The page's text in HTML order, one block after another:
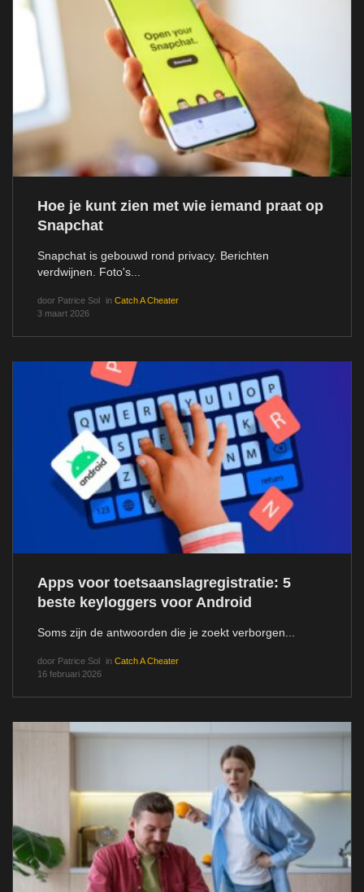
Hoe je kunt zien met wie iemand praat op
Snapchat
Snapchat is gebouwd rond privacy. Berichten
verdwijnen. Foto's...
door Patrice Sol in Catch A Cheater
3 maart 2026
Apps voor toetsaanslagregistratie: 5
beste keyloggers voor Android
Soms zijn de antwoorden die je zoekt verborgen...
door Patrice Sol in Catch A Cheater
16 februari 2026